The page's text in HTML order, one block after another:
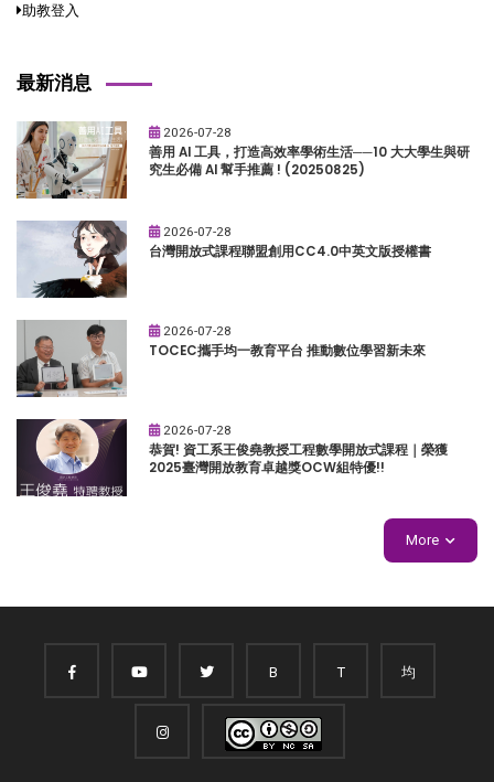
助教登入
最新消息
2026-07-28
善用 AI 工具，打造高效率學術生活──10 大大學生與研
究生必備 AI 幫手推薦 ! (20250825)
2026-07-28
台灣開放式課程聯盟創用CC4.0中英文版授權書
2026-07-28
TOCEC攜手均一教育平台 推動數位學習新未來
2026-07-28
恭賀! 資工系王俊堯教授工程數學開放式課程｜榮獲
2025臺灣開放教育卓越獎OCW組特優!!
More
B T 均